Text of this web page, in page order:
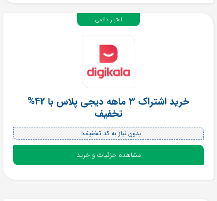
خرید اشتراک 3 ماهه دیجی پلاس با 42%
تخفیف
بدون نیاز به کد تخفیف!
مشاهده جزئیات و خرید
اعتبار دائمی